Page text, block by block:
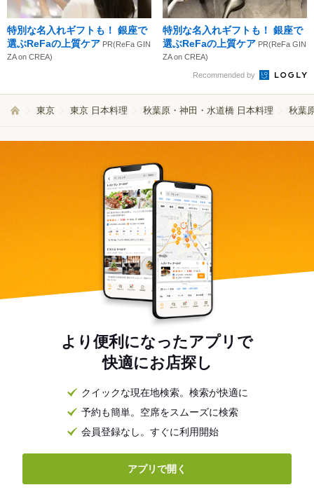
特別な名入れギフトも！ 銀座で
選ぶReFaの上質ケア PR(ReFa GIN
ZA on CREA)
特別な名入れギフトも！ 銀座で
選ぶReFaの上質ケア PR(ReFa GIN
ZA on CREA)
Recommended by
東京 東京 日本料理 秋葉原・神田・水道橋 日本料理 秋葉
より便利になったアプリで
快適にお店探し
クイックな現在地検索。検索が快適に
予約も簡単。空席をスムーズに検索
会員登録なし。すぐに利用開始
アプリで開く